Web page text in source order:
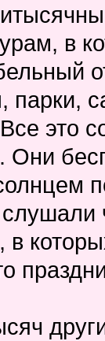
в
парки,
это